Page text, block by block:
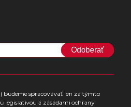
Odoberať
budeme spracovávať len za týmto
legislatívou a zásadami ochrany